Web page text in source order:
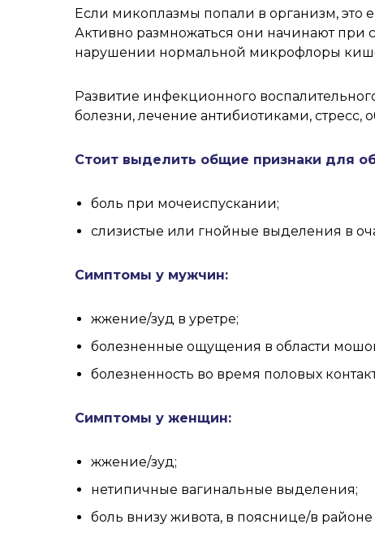
Если микоплазмы попали в организм, это
Активно размножаться они начинают при
нарушении нормальной микрофлоры
Развитие инфекционного
болезни, лечение антибиотиками,
Стоит выделить общие признаки для
боль при мочеиспускании;
слизистые или гнойные выделения в
Симптомы у мужчин:
жжение/зуд в уретре;
болезненные ощущения в области
болезненность во время половых
Симптомы у женщин:
жжение/зуд;
нетипичные вагинальные выделения;
боль внизу живота, в пояснице/в районе